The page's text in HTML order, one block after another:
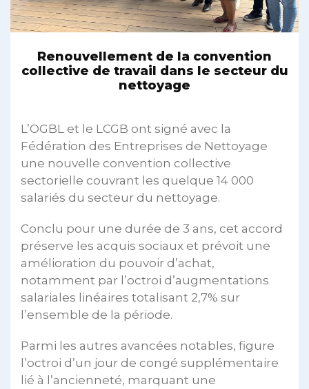
Renouvellement de la convention
collective de travail dans le secteur du
nettoyage
L’OGBL et le LCGB ont signé avec la
Fédération des Entreprises de Nettoyage
une nouvelle convention collective
sectorielle couvrant les quelque 14 000
salariés du secteur du nettoyage.
Conclu pour une durée de 3 ans, cet accord
préserve les acquis sociaux et prévoit une
amélioration du pouvoir d’achat,
notamment par l’octroi d’augmentations
salariales linéaires totalisant 2,7% sur
l’ensemble de la période.
Parmi les autres avancées notables, figure
l’octroi d’un jour de congé supplémentaire
lié à l’ancienneté, marquant une